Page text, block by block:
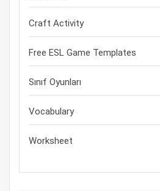
Craft Activity
Free ESL Game Templates
Sınıf Oyunları
Vocabulary
Worksheet